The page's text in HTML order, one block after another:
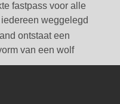
fastpass voor alle
weggelegd
ontstaat een
van een wolf